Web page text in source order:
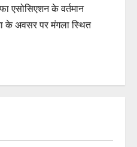
एसोसिएशन के वर्तमान
के अवसर पर मंगला स्थित